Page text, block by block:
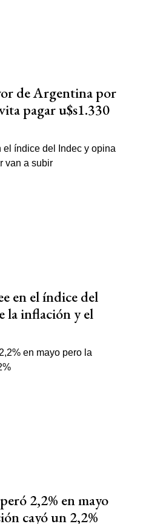
de Argentina por
pagar u$s1.330
en el índice del
la inflación y el
2,2% en mayo
cayó un 2,2%